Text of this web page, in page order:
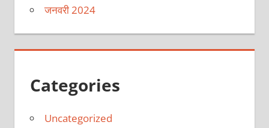
जनवरी 2024
Categories
Uncategorized